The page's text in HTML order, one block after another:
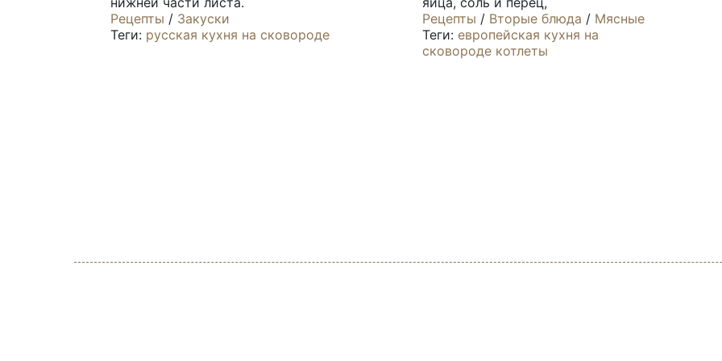
Рецепты / Закуски
Теги: русская кухня на сковороде
Рецепты / Вторые блюда / Мясные
Теги: европейская кухня на
сковороде котлеты